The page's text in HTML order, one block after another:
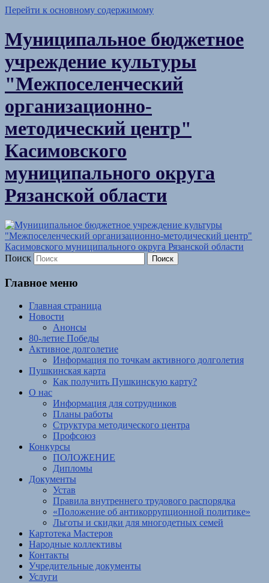
Перейти к основному содержимому
Муниципальное бюджетное
учреждение культуры
"Межпоселенческий
организационно-
методический центр"
Касимовского
муниципального округа
Рязанской области
Поиск
Главное меню
Главная страница
Новости
Анонсы
80-летие Победы
Активное долголетие
Информация по точкам активного долголетия
Пушкинская карта
Как получить Пушкинскую карту?
О нас
Информация для сотрудников
Планы работы
Структура методического центра
Профсоюз
Конкурсы
ПОЛОЖЕНИЕ
Дипломы
Документы
Устав
Правила внутреннего трудового распорядка
«Положение об антикоррупционной политике»
Льготы и скидки для многодетных семей
Картотека Мастеров
Народные коллективы
Контакты
Учредительные документы
Услуги